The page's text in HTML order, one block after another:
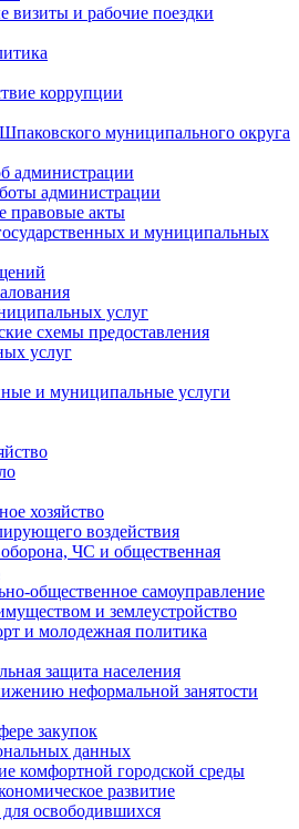
визиты и рабочие поездки
коррупции
муниципального округа
администрации
администрации
правовые акты
и муниципальных
услуг
схемы предоставления
услуг
и муниципальные услуги
хозяйство
воздействия
ЧС и общественная
общественное самоуправление
и землеустройство
и молодежная политика
защита населения
неформальной занятости
закупок
данных
комфортной городской среды
развитие
освободившихся